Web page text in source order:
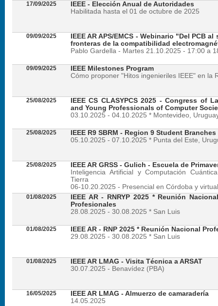
17/09/2025
IEEE - Elección Anual de Autoridades
Habilitada hasta el 01 de octubre de 2025
09/09/2025
IEEE AR APS/EMCS - Webinario "Del PCB
fronteras de la compatibilidad
Pablo Gardella - Martes 21.10.2025 - 17:00 a
09/09/2025
IEEE Milestones Program
Cómo proponer "Hitos ingenieriles IEEE" en la
25/08/2025
IEEE CS CLASYPCS 2025 - Congress of
and Young Professionals of Computer
03.10.2025 - 04.10.2025 * Montevideo,
25/08/2025
IEEE R9 SBRM - Region 9 Student
05.10.2025 - 07.10.2025 * Punta del Este,
25/08/2025
IEEE AR GRSS - Gulich - Escuela de
Inteligencia Artificial y Computación
Tierra
06-10.20.2025 - Presencial en Córdoba y virtual
01/08/2025
IEEE AR - RNRYP 2025 * Reunión
Profesionales
28.08.2025 - 30.08.2025 * San Luis
01/08/2025
IEEE AR - RNP 2025 * Reunión Nacional
29.08.2025 - 30.08.2025 * San Luis
01/08/2025
IEEE AR LMAG - Visita Técnica a ARSAT
30.07.2025 - Benavídez (PBA)
16/05/2025
IEEE AR LMAG - Almuerzo de camaradería
14.05.2025